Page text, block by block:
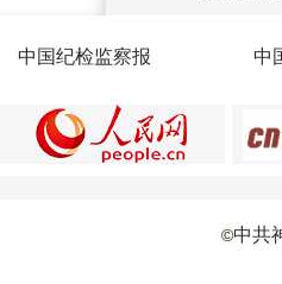
中国纪检监察报 中
©中共